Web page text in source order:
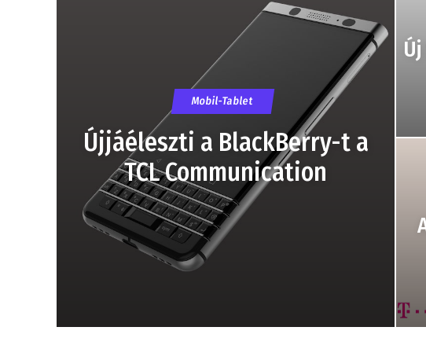
Mobil-Tablet
Újjáéleszti a BlackBerry-t a
TCL Communication